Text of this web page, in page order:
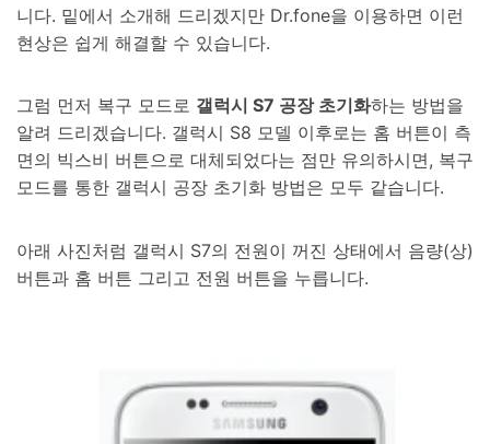
니다. 밑에서 소개해 드리겠지만 Dr.fone을 이용하면 이런
현상은 쉽게 해결할 수 있습니다.
그럼 먼저 복구 모드로 갤럭시 S7 공장 초기화하는 방법을
알려 드리겠습니다. 갤럭시 S8 모델 이후로는 홈 버튼이 측
면의 빅스비 버튼으로 대체되었다는 점만 유의하시면, 복구
모드를 통한 갤럭시 공장 초기화 방법은 모두 같습니다.
아래 사진처럼 갤럭시 S7의 전원이 꺼진 상태에서 음량(상)
버튼과 홈 버튼 그리고 전원 버튼을 누릅니다.